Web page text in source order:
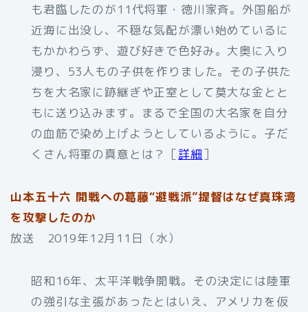
も君臨したのが11代将軍・徳川家斉。外国船が
近海に出没し、不穏な気配が漂い始めているに
もかかわらず、遊び好きで色好み。大奥に入り
浸り、53人もの子供を作りました。その子供た
ちを大名家に跡継ぎや正室として莫大な金とと
もに送り込みます。まるで全国の大名家を自分
の血筋で染め上げようとしているように。子だ
くさん将軍の真意とは？［詳細］
山本五十六 開戦への葛藤“避戦派”提督はなぜ真珠湾
を攻撃したのか
放送 2019年12月11日（水）
昭和16年、太平洋戦争開戦。その決定には陸軍
の強引な主張があったとはいえ、アメリカを仮